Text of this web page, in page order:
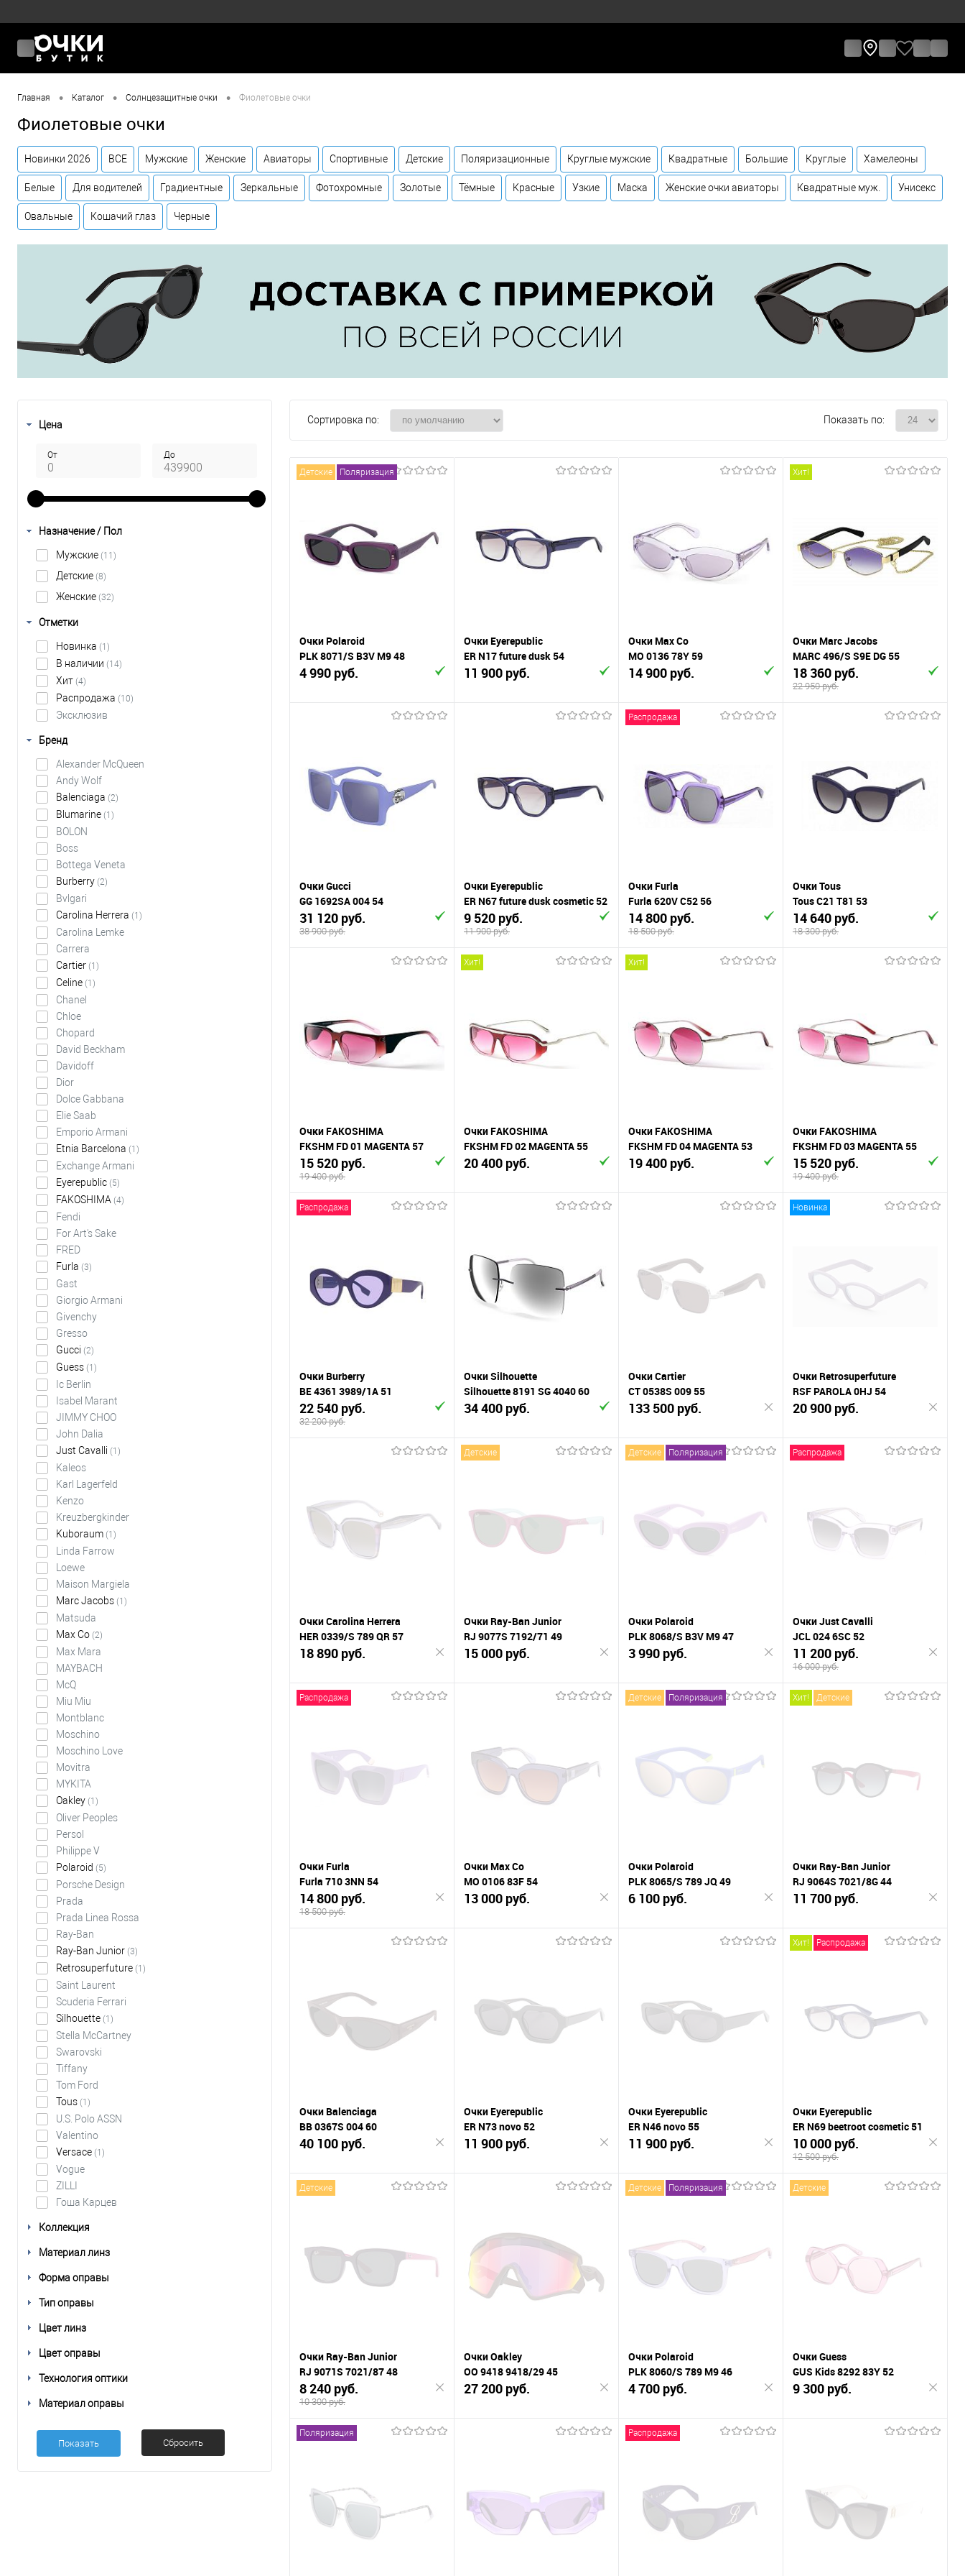
Главная • Каталог • Солнцезащитные очки • Фиолетовые очки
Фиолетовые очки
Новинки 2026 ВСЕ Мужские Женские Авиаторы Спортивные Детские Поляризационные Круглые мужские Квадратные Большие Круглые Хамелеоны
Белые Для водителей Градиентные Зеркальные Фотохромные Золотые Тёмные Красные Узкие Маска Женские очки авиаторы Квадратные муж. Унисекс
Овальные Кошачий глаз Черные
Цена
От До
Назначение / Пол
Мужские (11)
Детские (8)
Женские (32)
Отметки
Новинка (1)
В наличии (14)
Хит (4)
Распродажа (10)
Эксклюзив
Бренд
Alexander McQueen
Andy Wolf
Balenciaga (2)
Blumarine (1)
BOLON
Boss
Bottega Veneta
Burberry (2)
Bvlgari
Carolina Herrera (1)
Carolina Lemke
Carrera
Cartier (1)
Celine (1)
Chanel
Chloe
Chopard
David Beckham
Davidoff
Dior
Dolce Gabbana
Elie Saab
Emporio Armani
Etnia Barcelona (1)
Exchange Armani
Eyerepublic (5)
FAKOSHIMA (4)
Fendi
For Art's Sake
FRED
Furla (3)
Gast
Giorgio Armani
Givenchy
Gresso
Gucci (2)
Guess (1)
Ic Berlin
Isabel Marant
JIMMY CHOO
John Dalia
Just Cavalli (1)
Kaleos
Karl Lagerfeld
Kenzo
Kreuzbergkinder
Kuboraum (1)
Linda Farrow
Loewe
Maison Margiela
Marc Jacobs (1)
Matsuda
Max Co (2)
Max Mara
MAYBACH
McQ
Miu Miu
Montblanc
Moschino
Moschino Love
Movitra
MYKITA
Oakley (1)
Oliver Peoples
Persol
Philippe V
Polaroid (5)
Porsche Design
Prada
Prada Linea Rossa
Ray-Ban
Ray-Ban Junior (3)
Retrosuperfuture (1)
Saint Laurent
Scuderia Ferrari
Silhouette (1)
Stella McCartney
Swarovski
Tiffany
Tom Ford
Tous (1)
U.S. Polo ASSN
Valentino
Versace (1)
Vogue
ZILLI
Гоша Карцев
Коллекция
Материал линз
Форма оправы
Тип оправы
Цвет линз
Цвет оправы
Технология оптики
Материал оправы
Сбросить
Сортировка по: Показать по:
Детские Поляризация
Очки Polaroid
PLK 8071/S B3V M9 48
4 990 руб.
Купить в 1
клик
сравнению
В избранное
В наличии
Очки Eyerepublic
ER N17 future dusk 54
11 900 руб.
клик
В избранное
В наличии
Очки Max Co
MO 0136 78Y 59
14 900 руб.
клик
В избранное
В наличии
Хит!
Очки Marc Jacobs
MARC 496/S S9E DG 55
18 360 руб.
22 950 руб.
Купить в 1
сравнению
В избранное
В наличии
Очки Gucci
GG 1692SA 004 54
31 120 руб.
38 900 руб.
клик
В избранное
В наличии
Очки Eyerepublic
ER N67 future dusk cosmetic 52
9 520 руб.
11 900 руб.
клик
сравнению
В избранное
Распродажа
Очки Furla
Furla 620V C52 56
14 800 руб.
18 500 руб.
клик
В избранное
В наличии
Очки Tous
Tous C21 T81 53
14 640 руб.
18 300 руб.
клик
В избранное
В наличии
Очки FAKOSHIMA
FKSHM FD 01 MAGENTA 57
15 520 руб.
19 400 руб.
клик
сравнению
В избранное
В наличии
Хит!
Очки FAKOSHIMA
FKSHM FD 02 MAGENTA 55
20 400 руб.
Купить в 1
клик
сравнению
В избранное
В наличии
Хит!
Очки FAKOSHIMA
FKSHM FD 04 MAGENTA 53
19 400 руб.
клик
В избранное
В наличии
Очки FAKOSHIMA
FKSHM FD 03 MAGENTA 55
15 520 руб.
19 400 руб.
В избранное
В наличии
Распродажа
Очки Burberry
BE 4361 3989/1A 51
22 540 руб.
32 200 руб.
Купить в 1
клик
сравнению
В избранное
Очки Silhouette
Silhouette 8191 SG 4040 60
34 400 руб.
клик
сравнению
В избранное
В наличии
Очки Cartier
CT 0538S 009 55
133 500 руб.
Подписаться
сравнению
В
избранное
Новинка
Очки Retrosuperfuture
RSF PAROLA 0HJ 54
20 900 руб.
Подписаться
сравнению
Очки Carolina Herrera
HER 0339/S 789 QR 57
18 890 руб.
Подписаться
сравнению
В
избранное
Детские
Очки Ray-Ban Junior
RJ 9077S 7192/71 49
15 000 руб.
сравнению
В
избранное
Детские Поляризация
Очки Polaroid
PLK 8068/S B3V M9 47
3 990 руб.
Подписаться
сравнению
избранное
Распродажа
Очки Just Cavalli
JCL 024 6SC 52
11 200 руб.
16 000 руб.
Подписаться
сравнению
избранное
Распродажа
Очки Furla
Furla 710 3NN 54
14 800 руб.
18 500 руб.
сравнению
В
Очки Max Co
MO 0106 83F 54
13 000 руб.
сравнению
В
Детские Поляризация
Очки Polaroid
PLK 8065/S 789 JQ 49
6 100 руб.
сравнению
В
Хит! Детские
Очки Ray-Ban Junior
RJ 9064S 7021/8G 44
11 700 руб.
Подписаться
сравнению
В
Очки Balenciaga
BB 0367S 004 60
40 100 руб.
сравнению
избранное
Очки Eyerepublic
ER N73 novo 52
11 900 руб.
сравнению
избранное
Очки Eyerepublic
ER N46 novo 55
11 900 руб.
Подписаться
сравнению
избранное
Хит! Распродажа
Очки Eyerepublic
ER N69 beetroot cosmetic 51
10 000 руб.
12 500 руб.
сравнению
В
избранное
Детские
Очки Ray-Ban Junior
RJ 9071S 7021/87 48
8 240 руб.
10 300 руб.
Подписаться
сравнению
В
Очки Oakley
OO 9418 9418/29 45
27 200 руб.
сравнению
В
избранное
Детские Поляризация
Очки Polaroid
PLK 8060/S 789 M9 46
4 700 руб.
Подписаться
сравнению
В
избранное
Детские
Очки Guess
GUS Kids 8292 83Y 52
9 300 руб.
сравнению
В
избранное
Поляризация Распродажа